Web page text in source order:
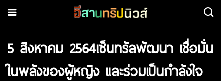
5 สิงหาคม 2564​เซ็นทรัลพัฒนา เชื่อมั่น
ในพลังของผู้หญิง และร่วมเป็นกำลังใจ